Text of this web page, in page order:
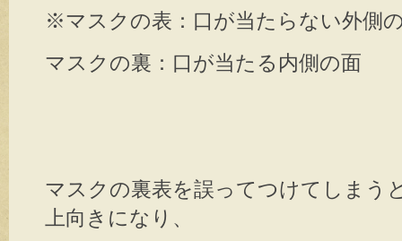
※マスクの表：口が当たらない外側
マスクの裏：口が当たる内側の面
マスクの裏表を誤ってつけてしまう
上向きになり、